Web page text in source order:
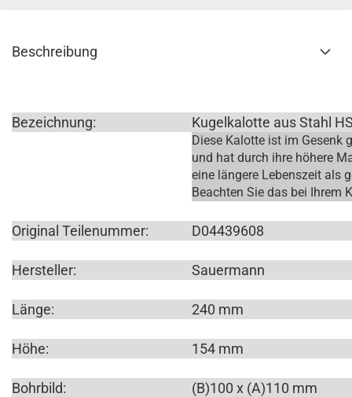
Beschreibung
Bezeichnung: Kugelkalotte aus Stahl
Diese Kalotte ist im Gesenk
und hat durch ihre höhere
eine längere Lebenszeit als
Beachten Sie das bei Ihrem
Original Teilenummer: D04439608
Hersteller: Sauermann
Länge: 240 mm
Höhe: 154 mm
Bohrbild: (B)100 x (A)110 mm